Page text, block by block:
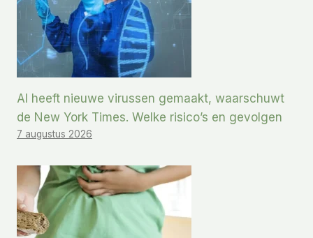
AI heeft nieuwe virussen gemaakt, waarschuwt
de New York Times. Welke risico’s en gevolgen
7 augustus 2026